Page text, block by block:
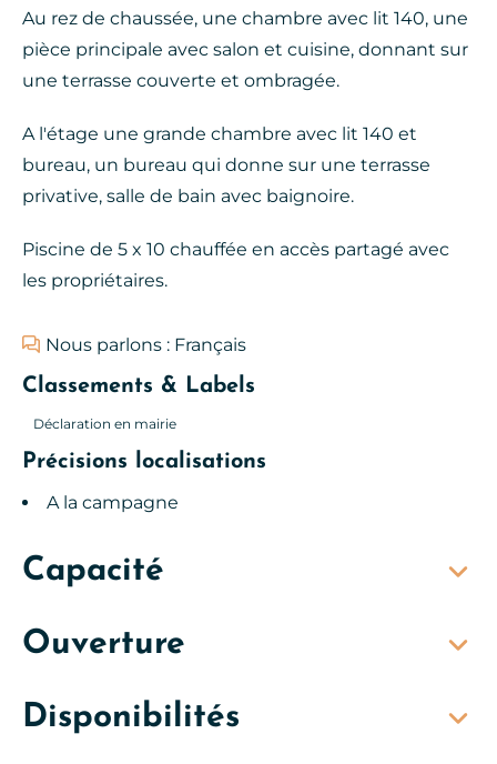
Au rez de chaussée, une chambre avec lit 140, une
pièce principale avec salon et cuisine, donnant sur
une terrasse couverte et ombragée.
A l'étage une grande chambre avec lit 140 et
bureau, un bureau qui donne sur une terrasse
privative, salle de bain avec baignoire.
Piscine de 5 x 10 chauffée en accès partagé avec
les propriétaires.
Nous parlons : Français
Classements & Labels
Déclaration en mairie
Précisions localisations
A la campagne
Capacité
Ouverture
Disponibilités